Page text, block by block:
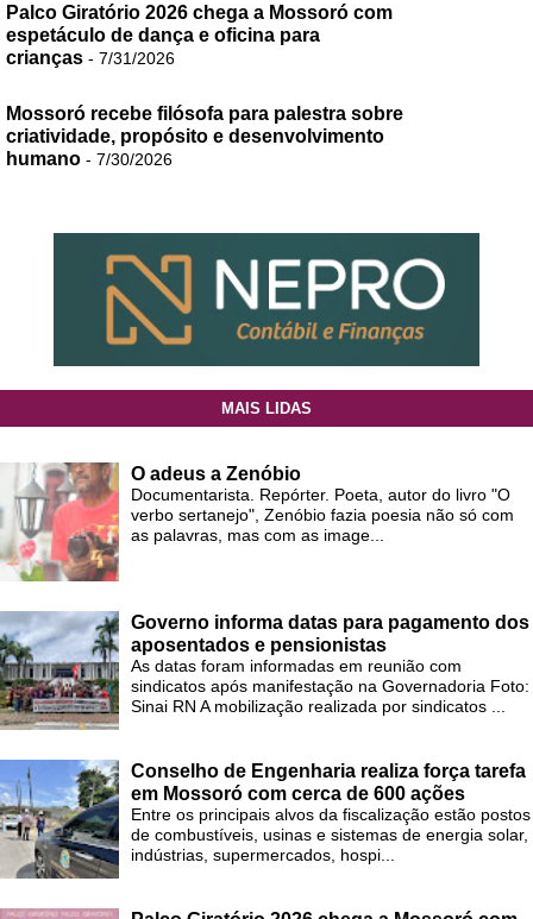
Palco Giratório 2026 chega a Mossoró com
espetáculo de dança e oficina para
crianças - 7/31/2026
Mossoró recebe filósofa para palestra sobre
criatividade, propósito e desenvolvimento
humano - 7/30/2026
MAIS LIDAS
O adeus a Zenóbio
Documentarista. Repórter. Poeta, autor do livro "O
verbo sertanejo", Zenóbio fazia poesia não só com
as palavras, mas com as image...
Governo informa datas para pagamento dos
aposentados e pensionistas
As datas foram informadas em reunião com
sindicatos após manifestação na Governadoria Foto:
Sinai RN A mobilização realizada por sindicatos ...
Conselho de Engenharia realiza força tarefa
em Mossoró com cerca de 600 ações
Entre os principais alvos da fiscalização estão postos
de combustíveis, usinas e sistemas de energia solar,
indústrias, supermercados, hospi...